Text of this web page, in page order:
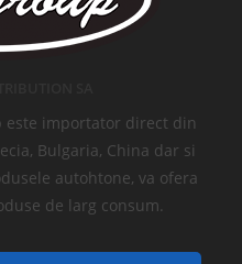
este importator direct din
Bulgaria, China dar si
autohtone, va ofera
de larg consum.